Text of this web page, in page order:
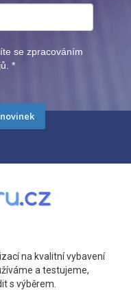
se zpracováním
*
na kvalitní vybavení
a testujeme,
s výběrem.